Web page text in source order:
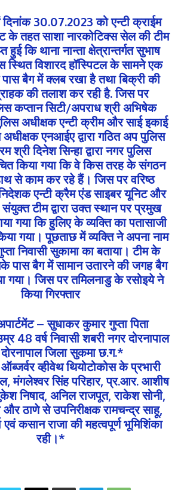
दिनांक 30.07.2023 को एन्टी क्राईम
के तहत साशा नारकोटिक्स सेल की टीम
हुई कि थाना नान्ता क्षेत्रान्तर्गत सुभाष
स्थित विशारद हॉस्पिटल के सामने एक
बैग में क्लब रखा है तथा बिक्री की
की तलाश कर रही है. जिस पर
कप्तान सिटी/अपराध श्री अभिषेक
अधीक्षक एन्टी क्रीम और साई इकाई
एनआईए द्वारा गठित अप पुलिस
श्री दिनेश सिन्हा द्वारा नगर पुलिस
किया गया कि वे किस तरह के संगठन
से काम कर रहे हैं। जिस पर वरिष्ठ
एन्टी क्रैम एंड साइबर यूनिट और
टीम द्वारा उक्त स्थान पर प्रमुख
गया कि हुलिए के व्यक्ति का पतासाजी
गया। पूछताछ में व्यक्ति ने अपना नाम
निवासी सुकामा का बताया। टीम के
पास बैग में सामान उतारने की जगह बैग
गया। जिस पर तमिलनाडु के रसोइये ने
किया गिरफ्तार
– सुधाकर कुमार गुप्ता पिता
48 वर्ष निवासी शबरी नगर दोरनापाल
दोरनापाल जिला सुकमा छ.ग.*
व्हीवेथ थियोटोकोस के प्रभारी
मंगलेश्वर सिंह परिहार, प्र.आर. आशीष
निषाद, अनिल राजपूत, राकेश सोनी,
ठाणे से उपनिरीक्षक रामचन्द्र साहू,
एवं कसान राजा की महत्वपूर्ण भूमिशिंका
रही।*